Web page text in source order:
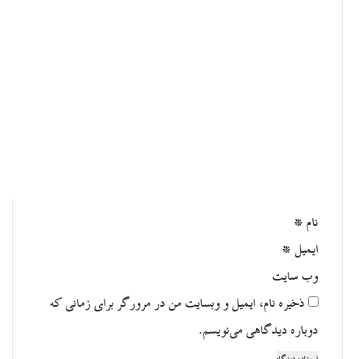
نام *
ایمیل *
وب‌ سایت
ذخیره نام، ایمیل و وبسایت من در مرورگر برای زمانی که
دوباره دیدگاهی می‌نویسم.